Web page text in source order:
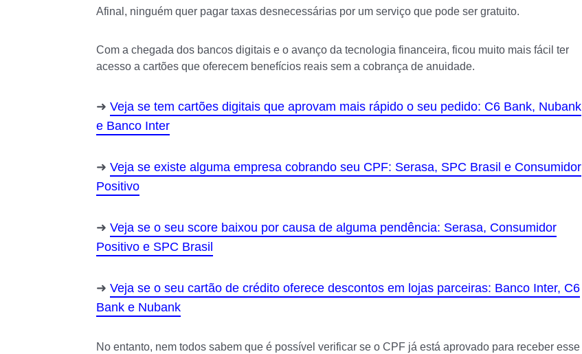
Afinal, ninguém quer pagar taxas desnecessárias por um serviço que pode ser gratuito.
Com a chegada dos bancos digitais e o avanço da tecnologia financeira, ficou muito mais fácil ter
acesso a cartões que oferecem benefícios reais sem a cobrança de anuidade.
Veja se tem cartões digitais que aprovam mais rápido o seu pedido: C6 Bank, Nubank
e Banco Inter
Veja se existe alguma empresa cobrando seu CPF: Serasa, SPC Brasil e Consumidor
Positivo
Veja se o seu score baixou por causa de alguma pendência: Serasa, Consumidor
Positivo e SPC Brasil
Veja se o seu cartão de crédito oferece descontos em lojas parceiras: Banco Inter, C6
Bank e Nubank
No entanto, nem todos sabem que é possível verificar se o CPF já está aprovado para receber esse